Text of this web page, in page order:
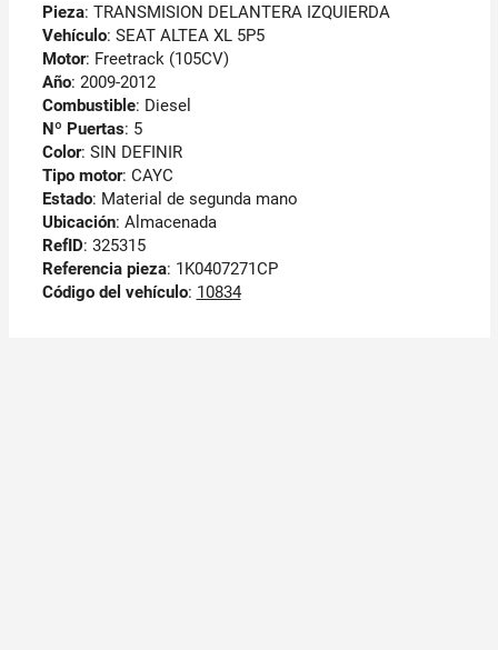
Pieza: TRANSMISION DELANTERA IZQUIERDA
Vehículo: SEAT ALTEA XL 5P5
Motor: Freetrack (105CV)
Año: 2009-2012
Combustible: Diesel
Nº Puertas: 5
Color: SIN DEFINIR
Tipo motor: CAYC
Estado: Material de segunda mano
Ubicación: Almacenada
RefID: 325315
Referencia pieza: 1K0407271CP
Código del vehículo: 10834